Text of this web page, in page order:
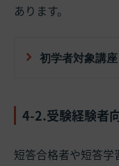
あります。
初学者対象講
4-2.受験経験者
短答合格者や短答